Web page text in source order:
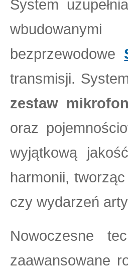
System
bezprzewodowe
transmisji.
zestaw
oraz
wyjątkową
harmonii,
czy wydarzeń
Nowoczesne
zaawansowane